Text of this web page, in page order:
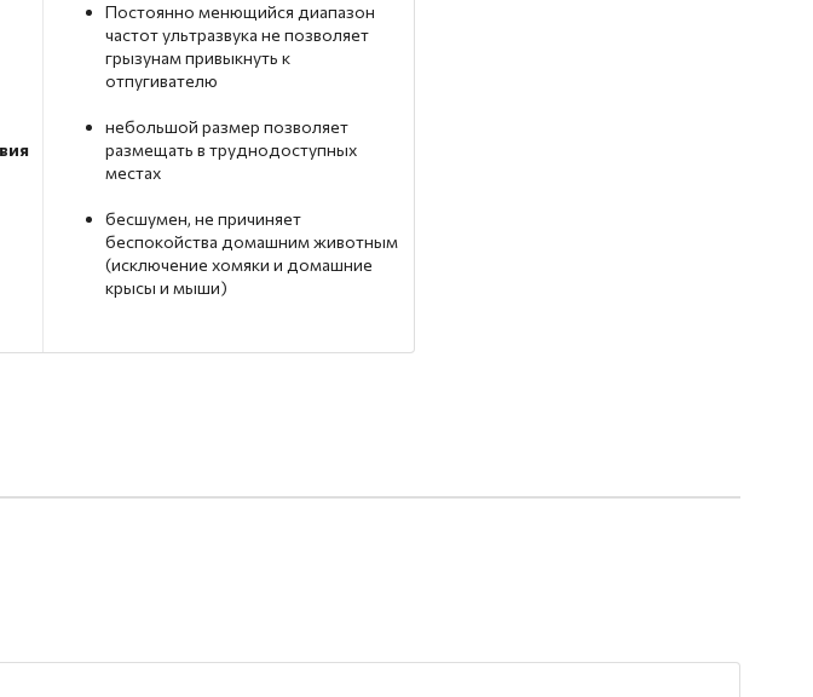
Постоянно менющийся диапазон
частот ультразвука не позволяет
грызунам привыкнуть к
отпугивателю
небольшой размер позволяет
размещать в труднодоступных
местах
бесшумен, не причиняет
беспокойства домашним животным
(исключение хомяки и домашние
крысы и мыши)